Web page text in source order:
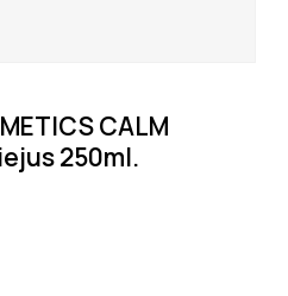
CALM
250ml.